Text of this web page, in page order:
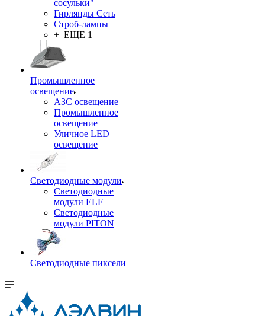
сосульки"
Гирлянды Сеть
Строб-лампы
+ ЕЩЕ 1
Промышленное
освещение
АЗС освещение
Промышленное
освещение
Уличное LED
освещение
Светодиодные модули
Светодиодные
модули ELF
Светодиодные
модули PITON
Светодиодные пиксели